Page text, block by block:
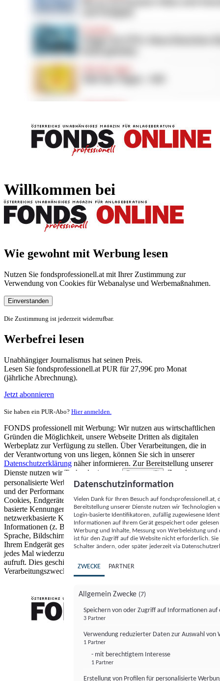
Willkommen bei
Wie gewohnt mit Werbung lesen
Nutzen Sie fondsprofessionell.at mit Ihrer Zustimmung zur
Verwendung von Cookies für Webanalyse und Werbemaßnahmen.
Einverstanden
Die Zustimmung ist jederzeit widerrufbar.
Werbefrei lesen
Unabhängiger Journalismus hat seinen Preis.
Lesen Sie fondsprofessionell.at PUR für 27,99€ pro Monat
(jährliche Abrechnung).
Jetzt abonnieren
Sie haben ein PUR-Abo? Hier anmelden.
FONDS professionell mit Werbung: Wir nutzen aus wirtschaftlichen
Gründen die Möglichkeit, unsere Webseite Dritten als digitalen
Werbeplatz zur Verfügung zu stellen. Über Verarbeitungen, die in
der Verantwortung von uns liegen, können Sie sich in unserer
Datenschutzerklärung näher informieren. Zur Bereitstellung unserer
Dienste nutzen wir Technologien von
Partnern (5)
. Zwecke:
personalisierte Werbung und Inhalte, Messung von Werbeleistung
und der Performance von Inhalten sowie Zielgruppenforschung.
Cookies, Endgeräte- oder ähnliche Online-Kennungen (z. B. login-
basierte Kennungen, zufällig generierte Kennungen,
netzwerkbasierte Kennungen) können zusammen mit anderen
Informationen (z. B. Browsertyp und Browserinformationen,
Sprache, Bildschirmgröße, unterstützte Technologien usw.) auf
Ihrem Endgerät gespeichert oder von dort ausgelesen werden, um es
jedes Mal wiederzuerkennen, wenn es eine App oder einer Webseite
aufruft. Dies geschieht für einen oder mehrere der hier aufgeführten
Verarbeitungszwecke.
Datenschutzinformation
Vielen Dank für Ihren Besuch auf
Bereitstellung unserer Dienste nutzen wir Technologien
Login-basierte Identifikatoren, zufällig zugewiesene
Informationen auf Ihrem Gerät gespeichert oder
Werbung und Inhalte, Messung von Werbeleistung
ist für den Zugriff auf die Website nicht erforderlich.
Schalter ändern, oder später jederzeit via
ZWECKE PARTNER
Allgemein Zwecke (7)
Speichern von oder Zugriff auf Informationen auf
3 Partner
Verwendung reduzierter Daten zur Auswahl von
1 Partner
- mit berechtigtem Interesse
1 Partner
Erstellung von Profilen für personalisierte
FONDS professionell